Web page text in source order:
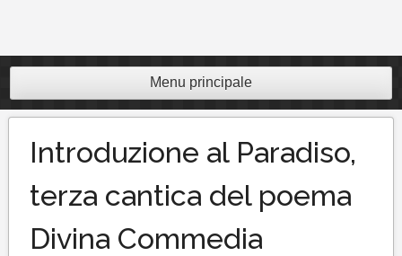
Menu principale
Introduzione al Paradiso,
terza cantica del poema
Divina Commedia